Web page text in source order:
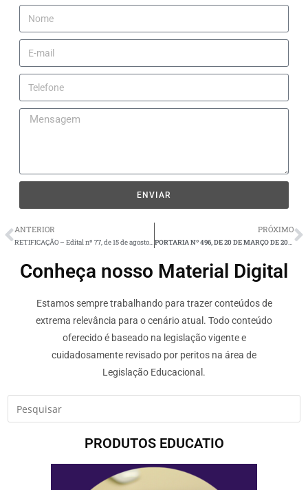
ENVIAR
ANTERIOR
RETIFICAÇÃO – Edital nº 77, de 15 de agosto de 2022
PRÓXIMO
PORTARIA Nº 496, DE 20 DE MARÇO DE 2023
Conheça nosso Material Digital
Estamos sempre trabalhando para trazer conteúdos de
extrema relevância para o cenário atual. Todo conteúdo
oferecido é baseado na legislação vigente e
cuidadosamente revisado por peritos na área de
Legislação Educacional.
PRODUTOS EDUCATIO